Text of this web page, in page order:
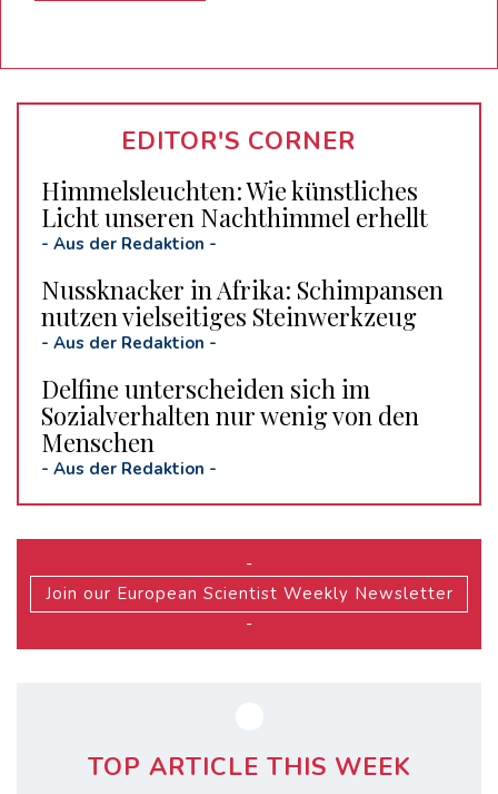
EDITOR'S CORNER
Himmelsleuchten: Wie künstliches
Licht unseren Nachthimmel erhellt
- Aus der Redaktion -
Nussknacker in Afrika: Schimpansen
nutzen vielseitiges Steinwerkzeug
- Aus der Redaktion -
Delfine unterscheiden sich im
Sozialverhalten nur wenig von den
Menschen
- Aus der Redaktion -
-
Join our European Scientist Weekly Newsletter
-
TOP ARTICLE THIS WEEK